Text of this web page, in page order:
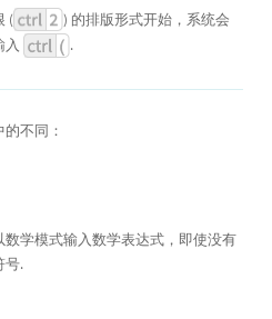
(
) 的排版形式开始，系统会
入
.
不同：
学模式输入数学表达式，即使没有
号.